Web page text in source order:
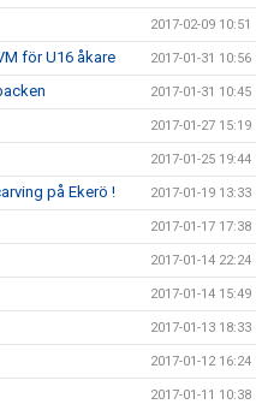
2017-02-09 10:51
för U16 åkare 2017-01-31 10:56
2017-01-31 10:45
2017-01-27 15:19
2017-01-25 19:44
på Ekerö ! 2017-01-19 13:33
2017-01-17 17:38
2017-01-14 22:24
2017-01-14 15:49
2017-01-13 18:33
2017-01-12 16:24
2017-01-11 10:38